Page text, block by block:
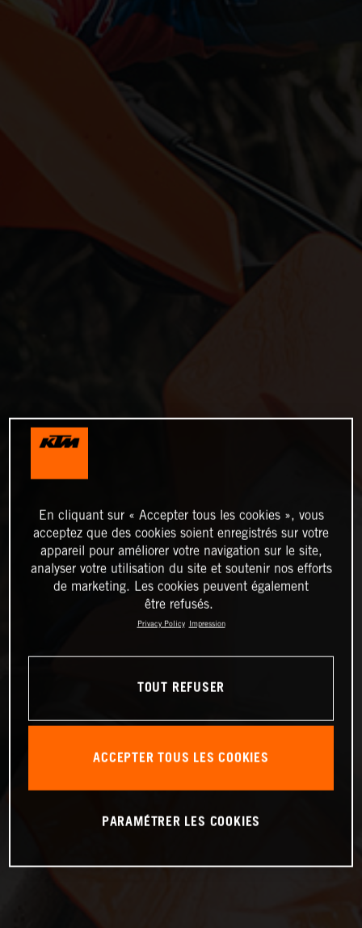
En cliquant sur « Accepter tous les cookies », vous
acceptez que des cookies soient enregistrés sur votre
appareil pour améliorer votre navigation sur le site,
analyser votre utilisation du site et soutenir nos efforts
de marketing. Les cookies peuvent également
être refusés.
Privacy Policy Impression
TOUT REFUSER
ACCEPTER TOUS LES COOKIES
PARAMÉTRER LES COOKIES